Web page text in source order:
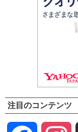
注目のコンテンツ